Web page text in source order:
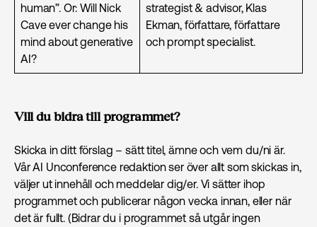
human”. Or: Will Nick
Cave ever change his
mind about generative
AI?
strategist & advisor, Klas
Ekman, författare, författare
och prompt specialist.
Vill du bidra till programmet?
Skicka in ditt förslag – sätt titel, ämne och vem du/ni är.
Vår AI Unconference redaktion ser över allt som skickas in,
väljer ut innehåll och meddelar dig/er. Vi sätter ihop
programmet och publicerar någon vecka innan, eller när
det är fullt. (Bidrar du i programmet så utgår ingen